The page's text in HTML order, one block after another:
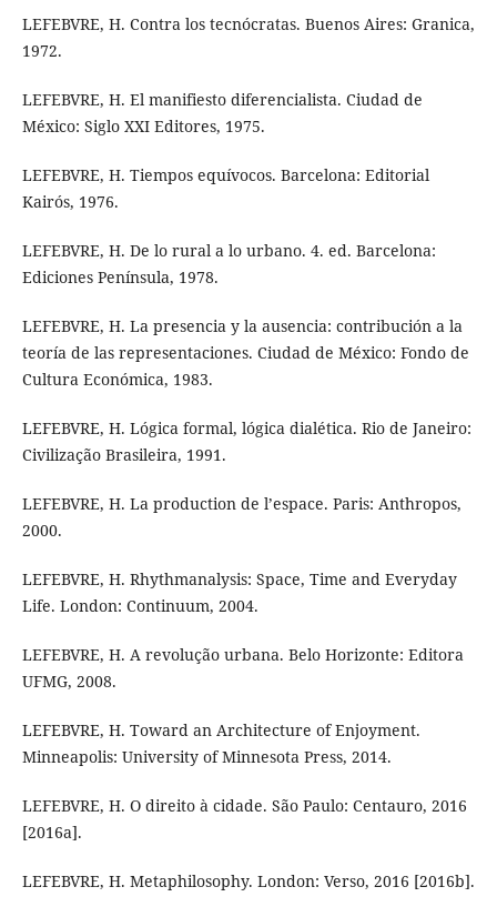
LEFEBVRE, H. Contra los tecnócratas. Buenos Aires: Granica,
1972.
LEFEBVRE, H. El manifiesto diferencialista. Ciudad de
México: Siglo XXI Editores, 1975.
LEFEBVRE, H. Tiempos equívocos. Barcelona: Editorial
Kairós, 1976.
LEFEBVRE, H. De lo rural a lo urbano. 4. ed. Barcelona:
Ediciones Península, 1978.
LEFEBVRE, H. La presencia y la ausencia: contribución a la
teoría de las representaciones. Ciudad de México: Fondo de
Cultura Económica, 1983.
LEFEBVRE, H. Lógica formal, lógica dialética. Rio de Janeiro:
Civilização Brasileira, 1991.
LEFEBVRE, H. La production de l’espace. Paris: Anthropos,
2000.
LEFEBVRE, H. Rhythmanalysis: Space, Time and Everyday
Life. London: Continuum, 2004.
LEFEBVRE, H. A revolução urbana. Belo Horizonte: Editora
UFMG, 2008.
LEFEBVRE, H. Toward an Architecture of Enjoyment.
Minneapolis: University of Minnesota Press, 2014.
LEFEBVRE, H. O direito à cidade. São Paulo: Centauro, 2016
[2016a].
LEFEBVRE, H. Metaphilosophy. London: Verso, 2016 [2016b].